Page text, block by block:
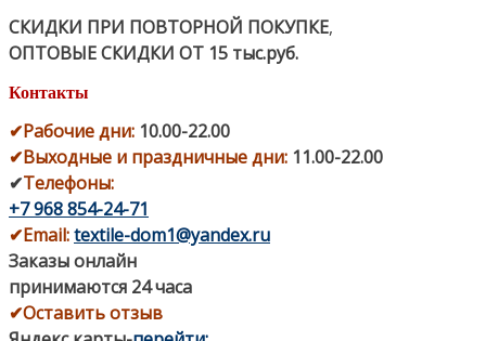
СКИДКИ ПРИ ПОВТОРНОЙ ПОКУПКЕ,
ОПТОВЫЕ СКИДКИ ОТ 15 тыс.руб.
Контакты
✔Рабочие дни: 10.00-22.00
✔Выходные и праздничные дни: 11.00-22.00
✔Телефоны:
+7 968 854-24-71
✔Email:textile-dom1@yandex.ru
Заказы онлайн
принимаются 24 часа
✔Оставить отзыв